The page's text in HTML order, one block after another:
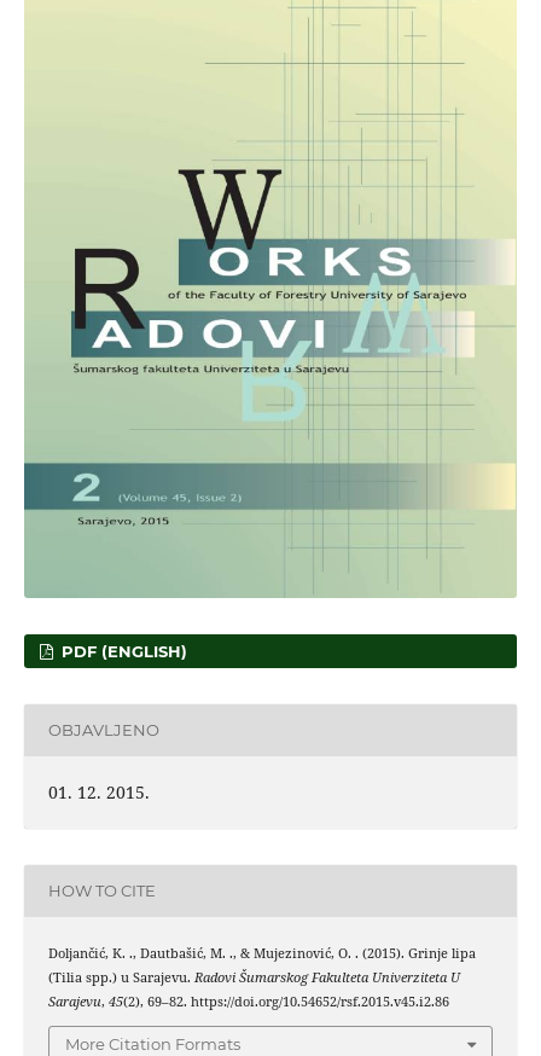
PDF (ENGLISH)
OBJAVLJENO
01. 12. 2015.
HOW TO CITE
Doljančić, K. ., Dautbašić, M. ., & Mujezinović, O. . (2015). Grinje lipa
(Tilia spp.) u Sarajevu. Radovi Šumarskog Fakulteta Univerziteta U
Sarajevu, 45(2), 69–82. https://doi.org/10.54652/rsf.2015.v45.i2.86
More Citation Formats